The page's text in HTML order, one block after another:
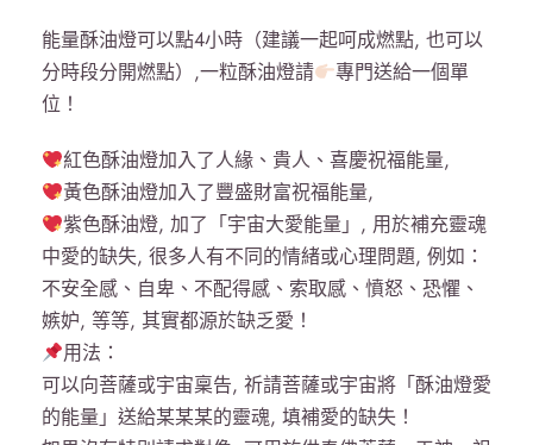
能量酥油燈可以點4小時（建議一起呵成燃點, 也可以
分時段分開燃點）,一粒酥油燈請
專門送給一個單
位！
紅色酥油燈加入了人緣、貴人、喜慶祝福能量,
黃色酥油燈加入了豐盛財富祝福能量,
紫色酥油燈, 加了「宇宙大愛能量」, 用於補充靈魂
中愛的缺失, 很多人有不同的情緒或心理問題, 例如：
不安全感、自卑、不配得感、索取感、憤怒、恐懼、
嫉妒, 等等, 其實都源於缺乏愛！
用法：
可以向菩薩或宇宙稟告, 祈請菩薩或宇宙將「酥油燈愛
的能量」送給某某某的靈魂, 填補愛的缺失！